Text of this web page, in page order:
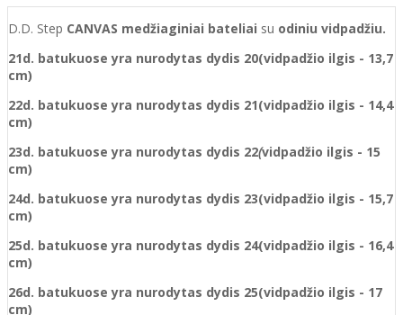
D.D. Step CANVAS medžiaginiai bateliai su odiniu vidpadžiu.
21d. batukuose yra nurodytas dydis 20(vidpadžio ilgis - 13,7
cm)
22d. batukuose yra nurodytas dydis 21(vidpadžio ilgis - 14,4
cm)
23d. batukuose yra nurodytas dydis 22(vidpadžio ilgis - 15
cm)
24d. batukuose yra nurodytas dydis 23(vidpadžio ilgis - 15,7
cm)
25d. batukuose yra nurodytas dydis 24(vidpadžio ilgis - 16,4
cm)
26d. batukuose yra nurodytas dydis 25(vidpadžio ilgis - 17
cm)